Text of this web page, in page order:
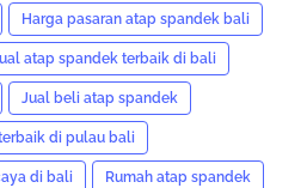
Harga pasaran atap spandek bali
atap spandek terbaik di bali
Jual beli atap spandek
di pulau bali
di bali Rumah atap spandek